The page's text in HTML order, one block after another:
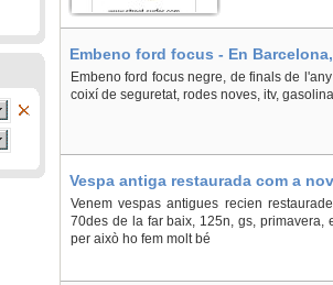
Embeno ford focus - En
Embeno ford focus negre, de finals de
coixí de seguretat, rodes noves, itv,
Vespa antiga restaurada com a
Venem vespas antigues recien
70des de la far baix, 125n, gs, primavera,
per això ho fem molt bé